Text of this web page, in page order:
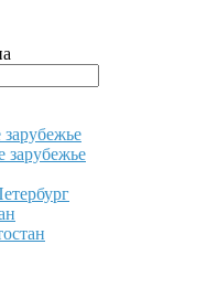
зарубежье
зарубежье